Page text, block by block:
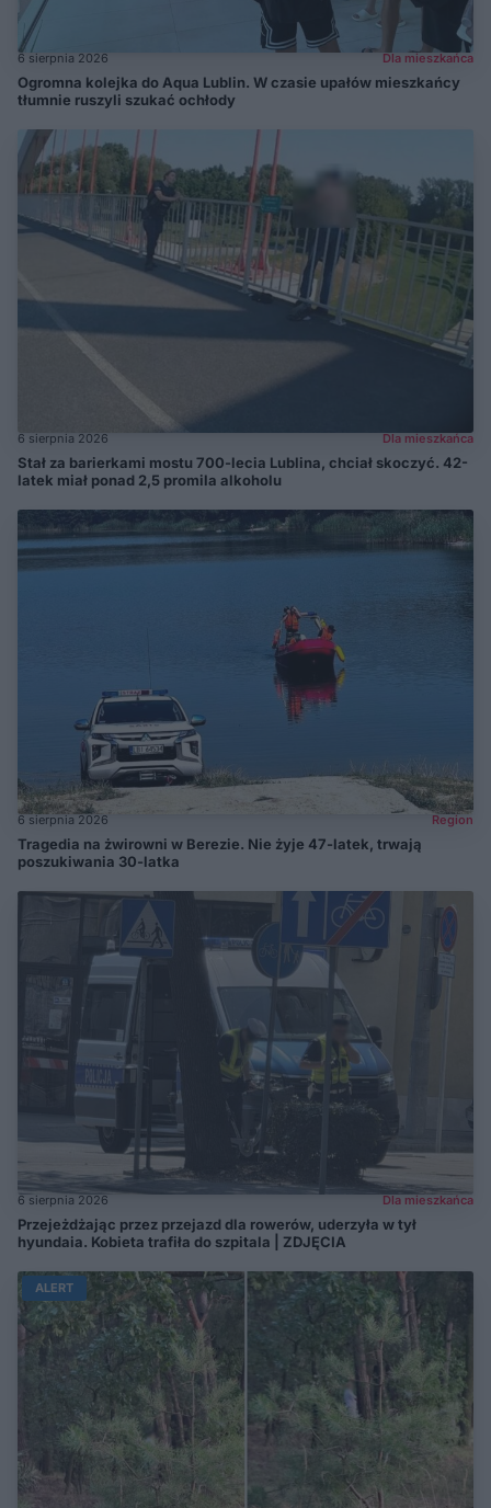
6 sierpnia 2026 Dla mieszkańca
Ogromna kolejka do Aqua Lublin. W czasie upałów mieszkańcy
tłumnie ruszyli szukać ochłody
6 sierpnia 2026 Dla mieszkańca
Stał za barierkami mostu 700-lecia Lublina, chciał skoczyć. 42-
latek miał ponad 2,5 promila alkoholu
6 sierpnia 2026 Region
Tragedia na żwirowni w Berezie. Nie żyje 47-latek, trwają
poszukiwania 30-latka
6 sierpnia 2026 Dla mieszkańca
Przejeżdżając przez przejazd dla rowerów, uderzyła w tył
hyundaia. Kobieta trafiła do szpitala | ZDJĘCIA
ALERT